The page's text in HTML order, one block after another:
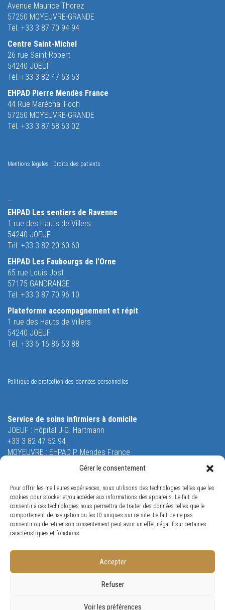
Gérer le consentement
Pour offrir les meilleures expériences, nous utilisons des technologies telles que les
cookies pour stocker et/ou accéder aux informations des appareils. Le fait de
consentir à ces technologies nous permettra de traiter des données telles que le
comportement de navigation ou les ID uniques sur ce site. Le fait de ne pas
consentir ou de retirer son consentement peut avoir un effet négatif sur certaines
caractéristiques et fonctions.
Accepter
Refuser
Voir les préférences
Avenue Maurice Thorez
57250 MOYEUVRE-GRANDE
Tél. +33 3 87 70 94 94
Centre Saint-Michel
26 rue Saint-Robert
54240 JOEUF
Tél. +33 3 82 47 53 53
EHPAD Pierre Mendès France
44 Rue Maréchal Foch
57250 MOYEUVRE-GRANDE
Tél. +33 3 87 58 63 02
Mentions légales | Droits des patients
–
EHPAD Les sentiers de Ravenne
1 rue des Hauts de Villers
54240 JOEUF
Tél. +33 3 82 20 60 60
EHPAD Les Faubourgs de l’Orne
65 rue Louis Jost
57175 GANDRANGE
Tél. +33 3 87 70 96 10
Plateforme accompagnement et répit
1 rue des Hauts de Villers
54240 JOEUF
Tél. +33 6 16 86 53 88
Politique de protection des données personnelles
Service de soins infirmiers à domicile
JOEUF : Hôpital J-G. Hartmann
+33 3 82 47 52 94
MOYEUVRE : EHPAD P. Mendes France
26 rue Saint-Robert
54240 JOEUF
Tél. +33 3 82 47 53 53
Orne Restauration
65 rue Louis Jost
57175 GANDRANGE